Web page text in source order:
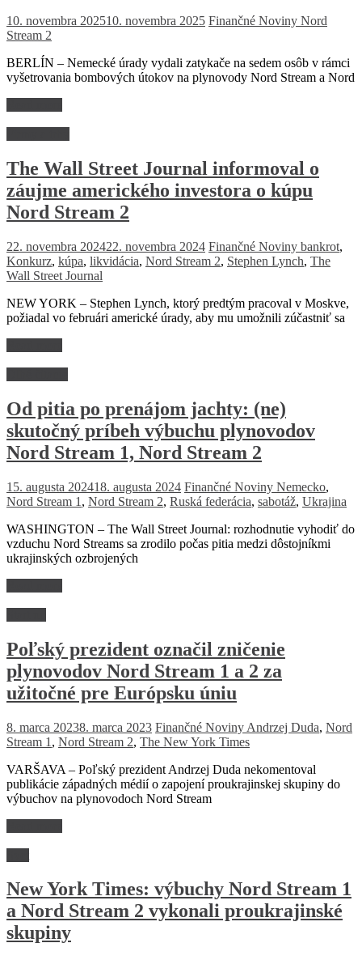
10. novembra 202510. novembra 2025 Finančné Noviny Nord
Stream 2
BERLÍN – Nemecké úrady vydali zatykače na sedem osôb v rámci
vyšetrovania bombových útokov na plynovody Nord Stream a Nord
The Wall Street Journal informoval o
záujme amerického investora o kúpu
Nord Stream 2
22. novembra 202422. novembra 2024 Finančné Noviny bankrot,
Konkurz, kúpa, likvidácia, Nord Stream 2, Stephen Lynch, The
Wall Street Journal
NEW YORK – Stephen Lynch, ktorý predtým pracoval v Moskve,
požiadal vo februári americké úrady, aby mu umožnili zúčastniť sa
Od pitia po prenájom jachty: (ne)
skutočný príbeh výbuchu plynovodov
Nord Stream 1, Nord Stream 2
15. augusta 202418. augusta 2024 Finančné Noviny Nemecko,
Nord Stream 1 , Nord Stream 2, Ruská federácia, sabotáž, Ukrajina
WASHINGTON – The Wall Street Journal: rozhodnutie vyhodiť do
vzduchu Nord Streams sa zrodilo počas pitia medzi dôstojníkmi
ukrajinských ozbrojených
Poľský prezident označil zničenie
plynovodov Nord Stream 1 a 2 za
užitočné pre Európsku úniu
8. marca 20238. marca 2023 Finančné Noviny Andrzej Duda, Nord
Stream 1 , Nord Stream 2, The New York Times
VARŠAVA – Poľský prezident Andrzej Duda nekomentoval
publikácie západných médií o zapojení proukrajinskej skupiny do
výbuchov na plynovodoch Nord Stream
New York Times: výbuchy Nord Stream 1
a Nord Stream 2 vykonali proukrajinské
skupiny